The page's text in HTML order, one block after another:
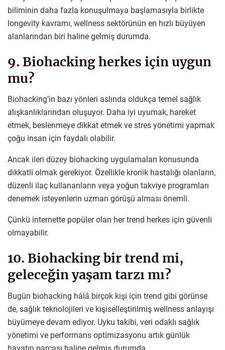
biliminin daha fazla konuşulmaya başlamasıyla birlikte
longevity kavramı, wellness sektörünün en hızlı büyüyen
alanlarından biri haline gelmiş durumda.
9. Biohacking herkes için uygun
mu?
Biohacking’in bazı yönleri aslında oldukça temel sağlık
alışkanlıklarından oluşuyor. Daha iyi uyumak, hareket
etmek, beslenmeye dikkat etmek ve stres yönetimi yapmak
çoğu insan için faydalı olabilir.
Ancak ileri düzey biohacking uygulamaları konusunda
dikkatli olmak gerekiyor. Özellikle kronik hastalığı olanların,
düzenli ilaç kullananların veya yoğun takviye programları
denemek isteyenlerin uzman görüşü alması önemli.
Çünkü internette popüler olan her trend herkes için güvenli
olmayabilir.
10. Biohacking bir trend mi,
geleceğin yaşam tarzı mı?
Bugün biohacking hâlâ birçok kişi için trend gibi görünse
de, sağlık teknolojileri ve kişiselleştirilmiş wellness anlayışı
büyümeye devam ediyor. Uyku takibi, veri odaklı sağlık
yönetimi ve performans optimizasyonu artık günlük
hayatın parçası haline gelmiş durumda.